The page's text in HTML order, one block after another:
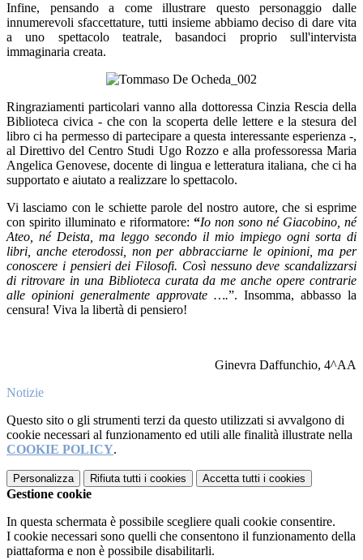
Infine, pensando a come illustrare questo personaggio dalle
innumerevoli sfaccettature, tutti insieme abbiamo deciso di dare vita
a uno spettacolo teatrale, basandoci proprio sull'intervista
immaginaria creata.
Ringraziamenti particolari vanno alla dottoressa Cinzia Rescia della
Biblioteca civica - che con la scoperta delle lettere e la stesura del
libro ci ha permesso di partecipare a questa interessante esperienza -,
al Direttivo del Centro Studi Ugo Rozzo e alla professoressa Maria
Angelica Genovese, docente di lingua e letteratura italiana, che ci ha
supportato e aiutato a realizzare lo spettacolo.
Vi lasciamo con le schiette parole del nostro autore, che si esprime
con spirito illuminato e riformatore: “Io non sono né Giacobino, né
Ateo, né Deista, ma leggo secondo il mio impiego ogni sorta di
libri, anche eterodossi, non per abbracciarne le opinioni, ma per
conoscere i pensieri dei Filosofi. Così nessuno deve scandalizzarsi
di ritrovare in una Biblioteca curata da me anche opere contrarie
alle opinioni generalmente approvate ….”. Insomma, abbasso la
censura! Viva la libertà di pensiero!
Ginevra Daffunchio, 4^AA
Notizie
Questo sito o gli strumenti terzi da questo utilizzati si avvalgono di
cookie necessari al funzionamento ed utili alle finalità illustrate nella
COOKIE POLICY.
Personalizza Rifiuta tutti i cookies Accetta tutti i cookies
Gestione cookie
In questa schermata è possibile scegliere quali cookie consentire.
I cookie necessari sono quelli che consentono il funzionamento della
piattaforma e non è possibile disabilitarli.